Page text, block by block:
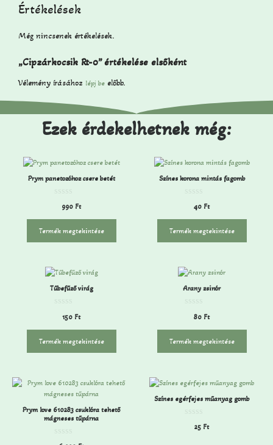
Értékelések
Még nincsenek értékelések.
„Cipzárkocsik Rt-0” értékelése elsőként
Vélemény írásához lépj be előbb.
Ezek érdekelhetnek még:
Prym panetozóhoz csere betét
5
b
l
990 Ft
Termék megtekintése
Színes korona mintás fagomb
5
b
l
40 Ft
Termék megtekintése
Tűbefűző virág
5
b
l
150 Ft
Termék megtekintése
Arany zsinór
5
b
l
80 Ft
Termék megtekintése
Prym love 610283 csuklóra tehető
mágneses tűpárna
Színes egérfejes műanyag gomb
25 Ft